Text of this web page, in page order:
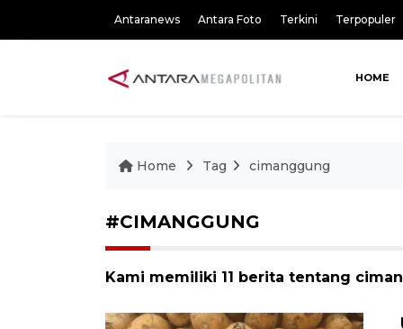
Antaranews Antara Foto Terkini Terpopuler
HOME
Home Tag cimanggung
#CIMANGGUNG
Kami memiliki 11 berita tentang